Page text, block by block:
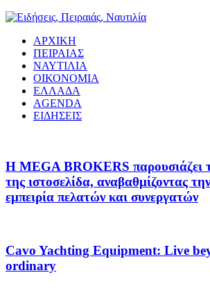
ΑΡΧΙΚΗ
ΠΕΙΡΑΙΑΣ
ΝΑΥΤΙΛΙΑ
ΟΙΚΟΝΟΜΙΑ
ΕΛΛΑΔΑ
AGENDA
ΕΙΔΗΣΕΙΣ
Η MEGA BROKERS παρουσιάζει
της ιστοσελίδα, αναβαθμίζοντας
εμπειρία πελατών και συνεργατών
Cavo Yachting Equipment: Live
ordinary